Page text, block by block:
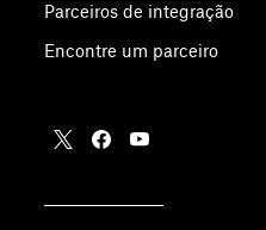
Parceiros de integração
Encontre um parceiro